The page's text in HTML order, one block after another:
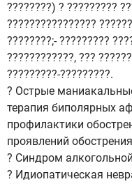
????????) ? ?????????
????????????????
????????;- ?????????
????????????, ???
?????????-?????????.
? Острые
терапия биполярных
профилактики
проявлений
? Синдром
? Идиопатическая